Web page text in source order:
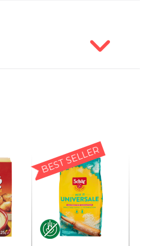
BEST SELLER